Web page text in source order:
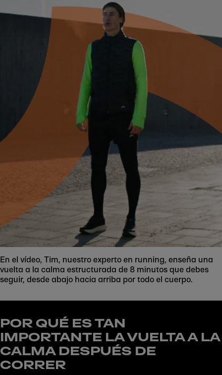
En el vídeo, Tim, nuestro experto en running, enseña una
vuelta a la calma estructurada de 8 minutos que debes
seguir, desde abajo hacia arriba por todo el cuerpo.
POR QUÉ ES TAN
IMPORTANTE LA VUELTA A LA
CALMA DESPUÉS DE
CORRER